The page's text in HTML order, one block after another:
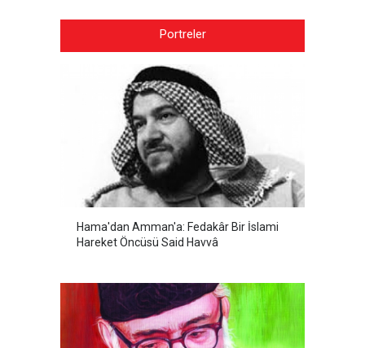
Portreler
Hama'dan Amman'a: Fedakâr Bir İslami
Hareket Öncüsü Said Havvâ